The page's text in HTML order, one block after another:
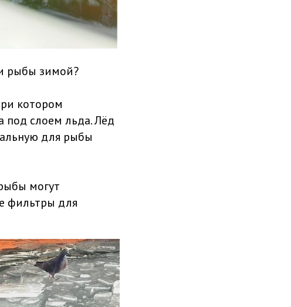
рыбы зимой?
котором
под слоем льда. Лёд
для рыбы
могут
фильтры для